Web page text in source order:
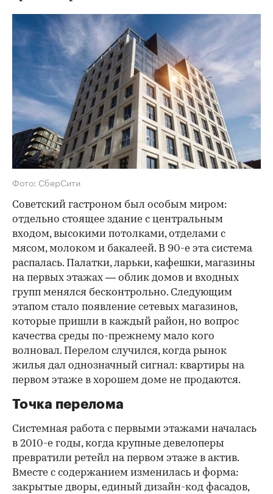
Фото: СберСити
Советский гастроном был особым миром:
отдельно стоящее здание с центральным
входом, высокими потолками, отделами с
мясом, молоком и бакалеей. В 90-е эта система
распалась. Палатки, ларьки, кафешки, магазины
на первых этажах — облик домов и входных
групп менялся бесконтрольно. Следующим
этапом стало появление сетевых магазинов,
которые пришли в каждый район, но вопрос
качества среды по-прежнему мало кого
волновал. Перелом случился, когда рынок
жилья дал однозначный сигнал: квартиры на
первом этаже в хорошем доме не продаются.
Точка перелома
Системная работа с первыми этажами началась
в 2010-е годы, когда крупные девелоперы
превратили ретейл на первом этаже в актив.
Вместе с содержанием изменилась и форма:
закрытые дворы, единый дизайн-код фасадов,